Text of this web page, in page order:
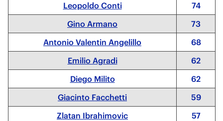
Leopoldo Conti
74
Gino Armano
73
Antonio Valentin Angelillo
68
Emilio Agradi
62
Diego Milito
62
Giacinto Facchetti
59
Zlatan Ibrahimovic
57